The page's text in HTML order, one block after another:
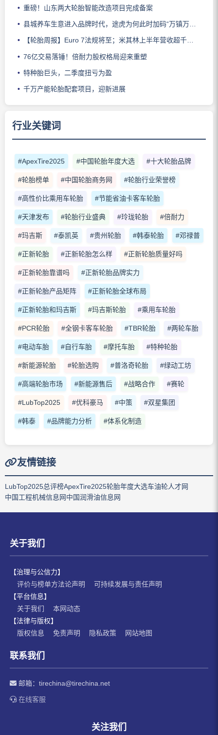
重磅！山东两大轮胎智能改造项目完成备案
县城养车生意进入品牌时代，途虎为何此时加码“万镇万店”？
【轮胎周报】Euro 7法规将至；米其林上半年营收超千亿；倍耐力上半年盈利稳增；龙星炭黑斩获欧洲近万吨订单
76亿交易落锤！倍耐力股权格局迎来重塑
特种胎巨头，二季度扭亏为盈
千万产能轮胎配套项目，迎新进展
行业关键词
#ApexTire2025 #中国轮胎年度大选 #十大轮胎品牌
#轮胎榜单 #中国轮胎商务网 #轮胎行业荣誉榜
#高性价比乘用车轮胎 #节能省油卡客车轮胎
#天津发布 #轮胎行业盛典 #玲珑轮胎 #倍耐力
#玛吉斯 #泰凯英 #贵州轮胎 #韩泰轮胎 #邓禄普
#正新轮胎 #正新轮胎怎么样 #正新轮胎质量好吗
#正新轮胎靠谱吗 #正新轮胎品牌实力
#正新轮胎产品矩阵 #正新轮胎全球布局
#正新轮胎和玛吉斯 #玛吉斯轮胎 #乘用车轮胎
#PCR轮胎 #全钢卡客车轮胎 #TBR轮胎 #两轮车胎
#电动车胎 #自行车胎 #摩托车胎 #特种轮胎
#新能源轮胎 #轮胎选购 #普洛奇轮胎 #绿动工坊
#高端轮胎市场 #新能源售后 #战略合作 #赛轮
#LubTop2025 #优科豪马 #中策 #双星集团
#韩泰 #品牌能力分析 #体系化制造
友情链接
LubTop2025总评榜ApexTire2025轮胎年度大选车油轮人才网
中国工程机械信息网中国润滑油信息网
关于我们
【治理与公信力】
评价与榜单方法论声明
可持续发展与责任声明
【平台信息】
关于我们
本网动态
【法律与版权】
版权信息
免责声明 隐私政策 网站地图
联系我们
邮箱： tirechina@tirechina.net
在线客服
关注我们